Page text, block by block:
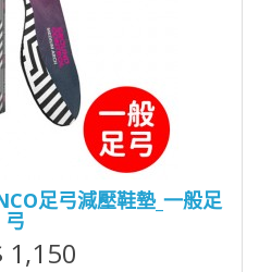
足弓減壓鞋墊_一般足
弓
1,150